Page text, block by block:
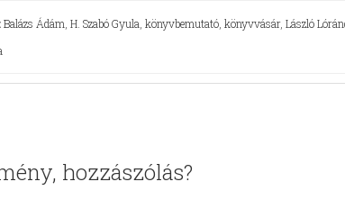
Balázs Ádám, H. Szabó Gyula, könyvbemutató, könyvvásár, László
hozzászólás?